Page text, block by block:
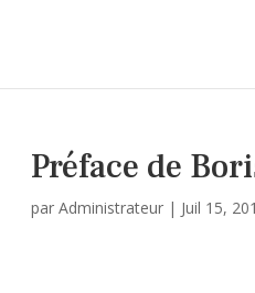
Préface de
parAdministrateur | Juil 15,